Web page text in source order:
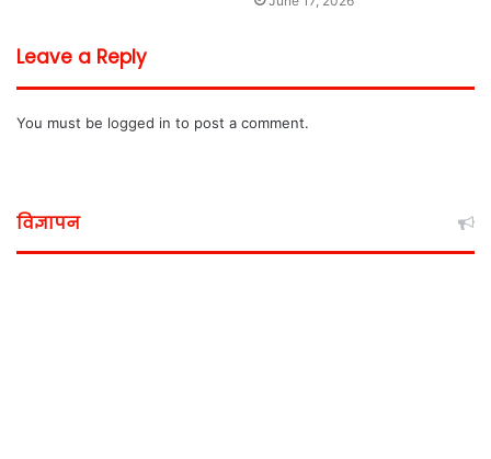
Leave a Reply
You must be logged in to post a comment.
विज्ञापन